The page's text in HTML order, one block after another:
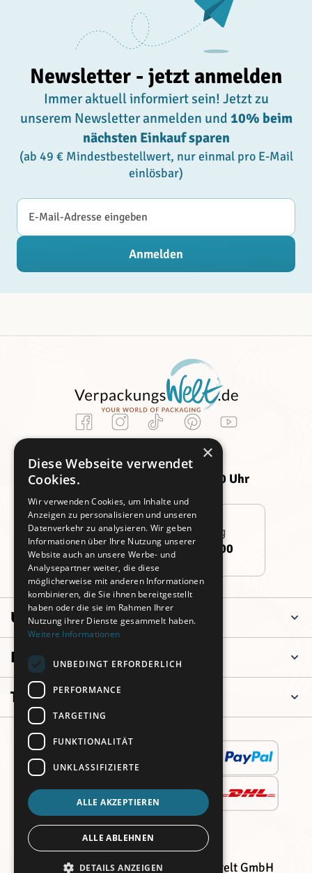
Newsletter - jetzt anmelden
Immer aktuell informiert sein! Jetzt zu
unserem Newsletter anmelden und 10% beim
nächsten Einkauf sparen
(ab 49 € Mindestbestellwert, nur einmal pro E-Mail
einlösbar)
E-Mail-Adresse
Anmelden
Kundenservice
Montag -
Donnerstag:
09:00 - 16:00 Uhr
Freitag:
09:00 - 14:00 Uhr
Persönliche Beratung
+49 (0)911 3260 6700
Unternehmen
Informationen
Top Kategorien
© 2018 - 2026 R&K Verpackungswelt GmbH
×
Diese Webseite verwendet
Cookies.
Wir verwenden Cookies, um Inhalte und
Anzeigen zu personalisieren und unseren
Datenverkehr zu analysieren. Wir geben
Informationen über Ihre Nutzung unserer
Website auch an unsere Werbe- und
Analysepartner weiter, die diese
möglicherweise mit anderen Informationen
kombinieren, die Sie ihnen bereitgestellt
haben oder die sie im Rahmen Ihrer
Nutzung ihrer Dienste gesammelt haben.
Weitere Informationen
UNBEDINGT ERFORDERLICH
PERFORMANCE
TARGETING
FUNKTIONALITÄT
UNKLASSIFIZIERTE
ALLE AKZEPTIEREN
ALLE ABLEHNEN
DETAILS ANZEIGEN